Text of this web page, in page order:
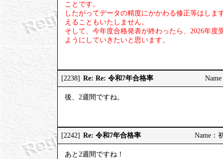
ことです。
したがってデータの精度にかかわる修正等はし
えることもいたしません。
そして、今年度合格発表が終わったら、2026年
ようにしていきたいと思います。
[2238] Re: Re: 令和7年合格率
後、2週間ですね。
[2242] Re: 令和7年合格率 Name：
あと2週間ですね！